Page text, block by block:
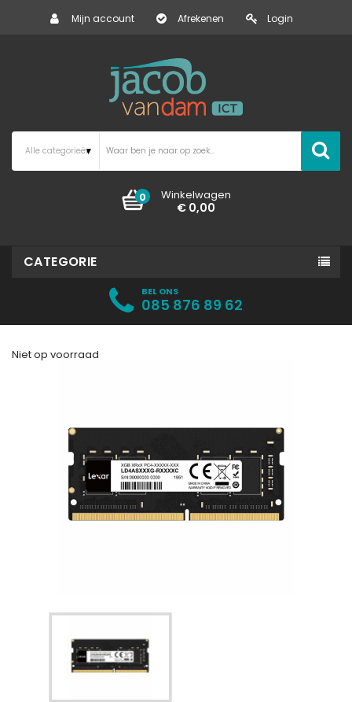
Mijn account Afrekenen Login
Winkelwagen
0
€ 0,00
CATEGORIE
BEL ONS
085 876 89 62
Niet op voorraad